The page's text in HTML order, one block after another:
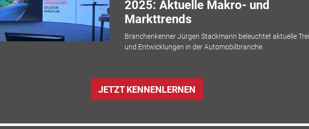
2025: Aktuelle Makro- und
Markttrends
Branchenkenner Jürgen Stackmann beleuchtet aktuelle
und Entwicklungen in der Automobilbranche.
JETZT KENNENLERNEN